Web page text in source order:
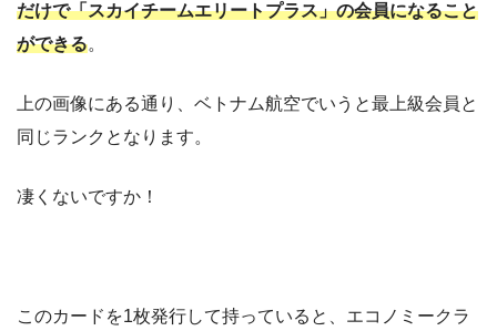
だけで「スカイチームエリートプラス」の会員になること
ができる。
上の画像にある通り、ベトナム航空でいうと最上級会員と
同じランクとなります。
凄くないですか！
このカードを1枚発行して持っていると、エコノミークラ